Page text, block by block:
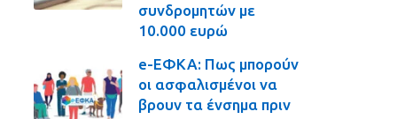
συνδρομητών με
10.000 ευρώ
e-ΕΦΚΑ: Πως μπορούν
οι ασφαλισμένοι να
βρουν τα ένσημα πριν